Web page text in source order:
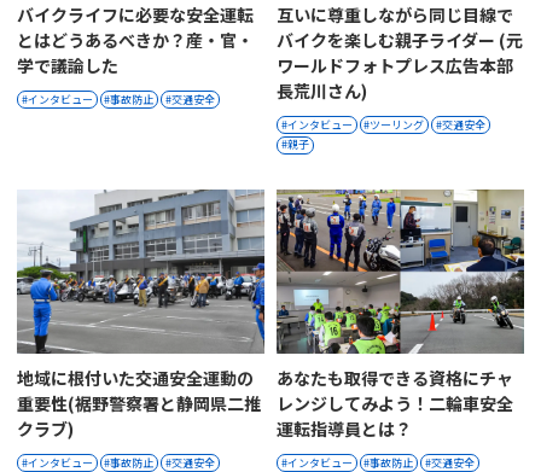
バイクライフに必要な安全運転
とはどうあるべきか？産・官・
学で議論した
インタビュー 事故防止 交通安全
互いに尊重しながら同じ目線で
バイクを楽しむ親子ライダー (元
ワールドフォトプレス広告本部
長荒川さん)
インタビュー ツーリング
交通安全
親子
地域に根付いた交通安全運動の
重要性(裾野警察署と静岡県二推
クラブ)
インタビュー 事故防止
交通安全
あなたも取得できる資格にチャ
レンジしてみよう！二輪車安全
運転指導員とは？
インタビュー 事故防止
交通安全